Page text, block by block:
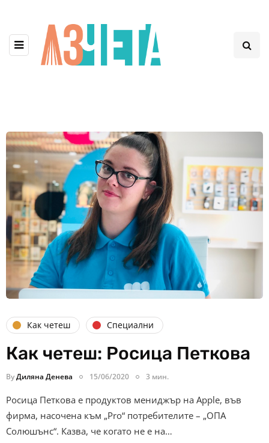
Как четеш Специални
Как четеш: Росица Петкова
ByДиляна Денева 15/06/2020 3 мин.
Росица Петкова е продуктов мениджър на Apple, във
фирма, насочена към „Pro“ потребителите – „ОПА
Солюшънс“. Казва, че когато не е на…